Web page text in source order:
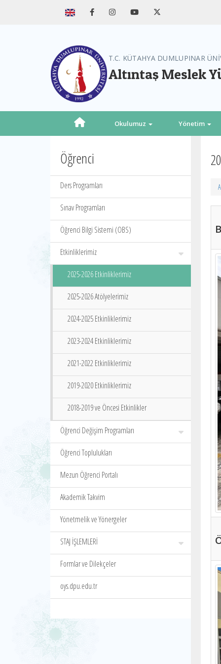
T.C. KÜTAHYA DUMLUPINAR
Altıntaş Meslek
Okulumuz Yönetim
Öğrenci
Ders Programları
Sınav Programları
Öğrenci Bilgi Sistemi (OBS)
Etkinliklerimiz
2025-2026 Etkinliklerimiz
2025-2026 Atölyelerimiz
2024-2025 Etkinliklerimiz
2023-2024 Etkinliklerimiz
2021-2022 Etkinliklerimiz
2019-2020 Etkinliklerimiz
2018-2019 ve Öncesi Etkinlikler
Öğrenci Değişim Programları
Öğrenci Toplulukları
Mezun Öğrenci Portalı
Akademik Takvim
Yönetmelik ve Yönergeler
STAJ İŞLEMLERİ
Formlar ve Dilekçeler
oys.dpu.edu.tr